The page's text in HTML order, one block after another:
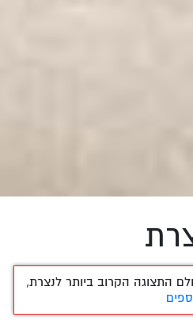
התצוגה הקרוב ביותר לנצרת,